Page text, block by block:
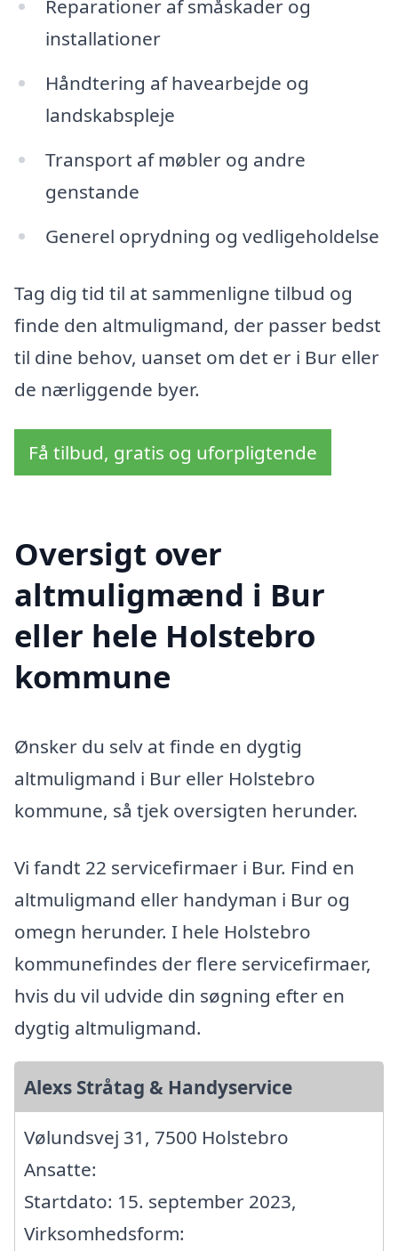
Reparationer af småskader og
installationer
Håndtering af havearbejde og
landskabspleje
Transport af møbler og andre
genstande
Generel oprydning og vedligeholdelse
Tag dig tid til at sammenligne tilbud og
finde den altmuligmand, der passer bedst
til dine behov, uanset om det er i Bur eller
de nærliggende byer.
Få tilbud, gratis og uforpligtende
Oversigt over
altmuligmænd i Bur
eller hele Holstebro
kommune
Ønsker du selv at finde en dygtig
altmuligmand i Bur eller Holstebro
kommune, så tjek oversigten herunder.
Vi fandt 22 servicefirmaer i Bur. Find en
altmuligmand eller handyman i Bur og
omegn herunder. I hele Holstebro
kommunefindes der flere servicefirmaer,
hvis du vil udvide din søgning efter en
dygtig altmuligmand.
Alexs Stråtag & Handyservice
Vølundsvej 31, 7500 Holstebro
Ansatte:
Startdato: 15. september 2023,
Virksomhedsform: